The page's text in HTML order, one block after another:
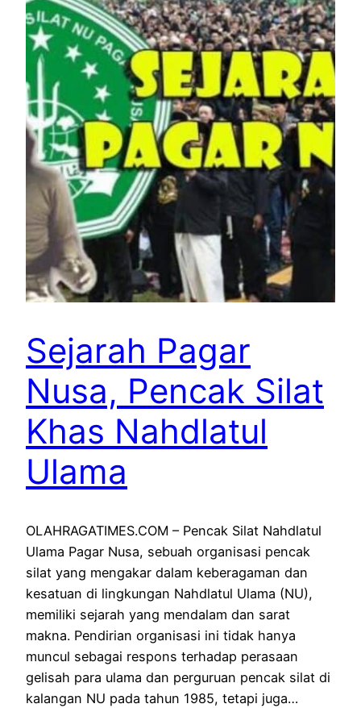
Sejarah Pagar
Nusa, Pencak Silat
Khas Nahdlatul
Ulama
OLAHRAGATIMES.COM – Pencak Silat Nahdlatul
Ulama Pagar Nusa, sebuah organisasi pencak
silat yang mengakar dalam keberagaman dan
kesatuan di lingkungan Nahdlatul Ulama (NU),
memiliki sejarah yang mendalam dan sarat
makna. Pendirian organisasi ini tidak hanya
muncul sebagai respons terhadap perasaan
gelisah para ulama dan perguruan pencak silat di
kalangan NU pada tahun 1985, tetapi juga…